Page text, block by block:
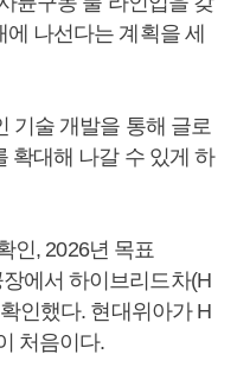
나선다는 계획을 세
기술 개발을 통해 글로
확대해 나갈 수 있게 하
인, 2026년 목표
에서 하이브리드차(H
인했다. 현대위아가 H
처음이다.